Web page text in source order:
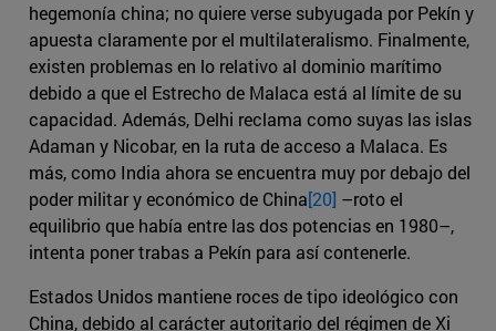
hegemonía china; no quiere verse subyugada por Pekín y
apuesta claramente por el multilateralismo. Finalmente,
existen problemas en lo relativo al dominio marítimo
debido a que el Estrecho de Malaca está al límite de su
capacidad. Además, Delhi reclama como suyas las islas
Adaman y Nicobar, en la ruta de acceso a Malaca. Es
más, como India ahora se encuentra muy por debajo del
poder militar y económico de China[20] –roto el
equilibrio que había entre las dos potencias en 1980–,
intenta poner trabas a Pekín para así contenerle.
Estados Unidos mantiene roces de tipo ideológico con
China, debido al carácter autoritario del régimen de Xi